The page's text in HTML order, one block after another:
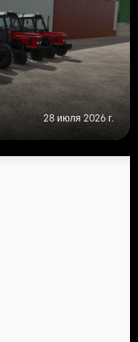
28 июля 2026 г.